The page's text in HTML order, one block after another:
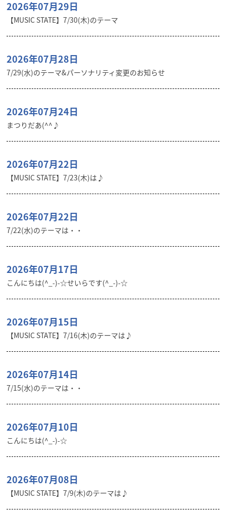
2026年07月29日
【MUSIC STATE】7/30(木)のテーマ
2026年07月28日
7/29(水)のテーマ&パーソナリティ変更のお知らせ
2026年07月24日
まつりだあ(^^♪
2026年07月22日
【MUSIC STATE】7/23(木)は♪
2026年07月22日
7/22(水)のテーマは・・
2026年07月17日
こんにちは(^_-)-☆せいらです(^_-)-☆
2026年07月15日
【MUSIC STATE】7/16(木)のテーマは♪
2026年07月14日
7/15(水)のテーマは・・
2026年07月10日
こんにちは(^_-)-☆
2026年07月08日
【MUSIC STATE】7/9(木)のテーマは♪